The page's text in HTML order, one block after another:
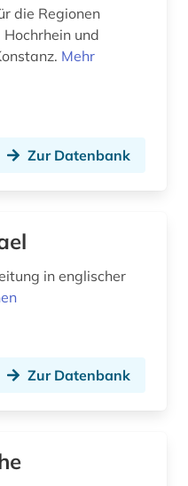
geschichte 1870-2019 (2)
die Regionen
und
Mehr
Zur Datenbank
in englischer
Zur Datenbank